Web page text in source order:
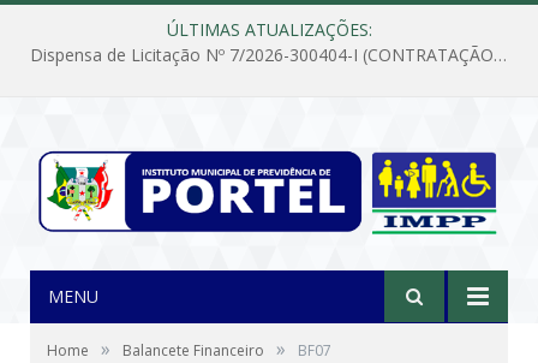
ÚLTIMAS ATUALIZAÇÕES:
Dispensa de Licitação Nº 7/2026-300404-I (CONTRATAÇÃO DE EMPRESA PARA MANUTENÇÃO E REPARAÇÃO DE APARELHOS DE AR CONDICIONADO, EM ATENDIMENTO ÀS NECESSIDADES DO INSTITUTO DE PREVIDÊNCIA MUNICIPAL DE PORTEL/PA)
MENU
Home » Balancete Financeiro » BF07